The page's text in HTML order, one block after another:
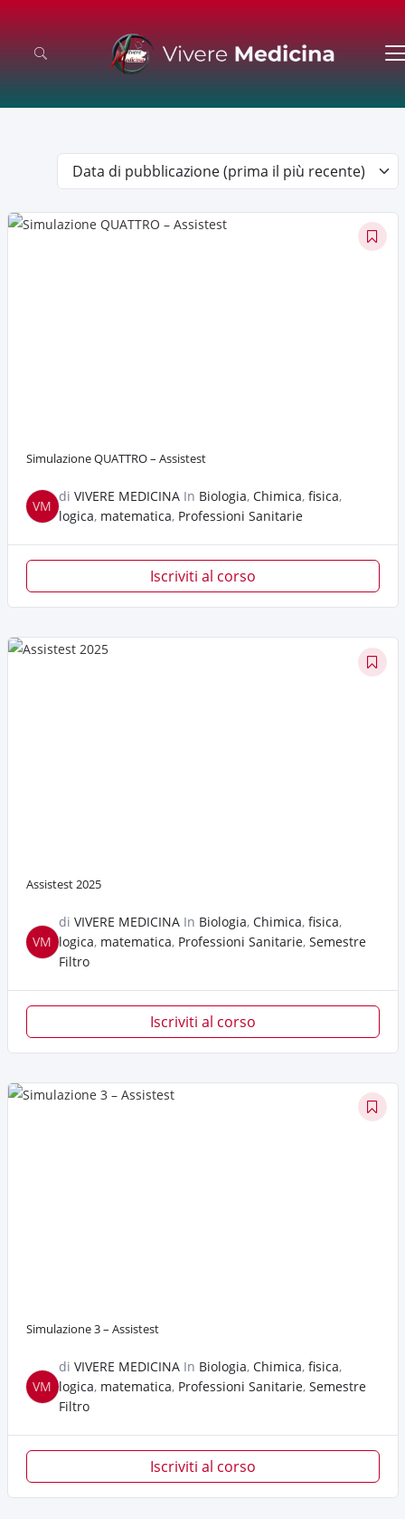
Data di pubblicazione (prima il più recente)
Simulazione QUATTRO – Assistest
VM
di VIVERE MEDICINAIn Biologia, Chimica, fisica,
logica, matematica, Professioni Sanitarie
Iscriviti al corso
Assistest 2025
VM
di VIVERE MEDICINAIn Biologia, Chimica, fisica,
logica, matematica, Professioni Sanitarie, Semestre
Filtro
Iscriviti al corso
Simulazione 3 – Assistest
VM
di VIVERE MEDICINAIn Biologia, Chimica, fisica,
logica, matematica, Professioni Sanitarie, Semestre
Filtro
Iscriviti al corso